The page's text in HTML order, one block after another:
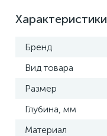
Характеристики
Бренд
Вид товара
Размер
Глубина, мм
Материал